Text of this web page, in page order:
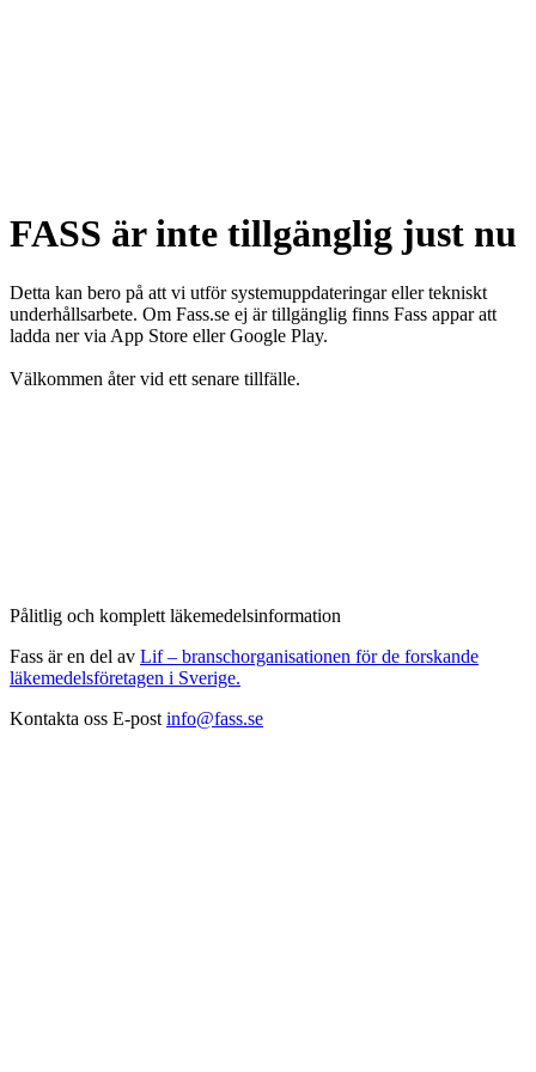
FASS är inte tillgänglig just nu
Detta kan bero på att vi utför systemuppdateringar eller tekniskt
underhållsarbete. Om Fass.se ej är tillgänglig finns Fass appar att
ladda ner via App Store eller Google Play.
Välkommen åter vid ett senare tillfälle.
Pålitlig och komplett läkemedelsinformation
Fass är en del av Lif – branschorganisationen för de forskande
läkemedelsföretagen i Sverige.
Kontakta oss E-post info@fass.se